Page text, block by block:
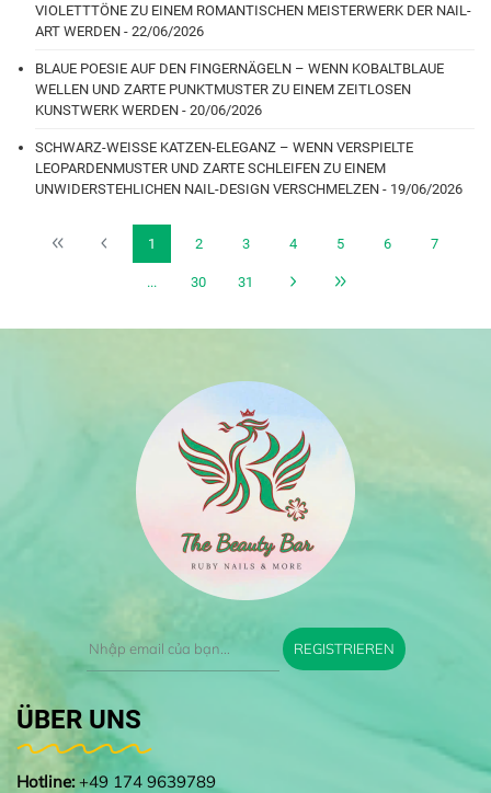
VIOLETTTÖNE ZU EINEM ROMANTISCHEN MEISTERWERK DER NAIL-
ART WERDEN - 22/06/2026
BLAUE POESIE AUF DEN FINGERNÄGELN – WENN KOBALTBLAUE
WELLEN UND ZARTE PUNKTMUSTER ZU EINEM ZEITLOSEN
KUNSTWERK WERDEN - 20/06/2026
SCHWARZ-WEISSE KATZEN-ELEGANZ – WENN VERSPIELTE
LEOPARDENMUSTER UND ZARTE SCHLEIFEN ZU EINEM
UNWIDERSTEHLICHEN NAIL-DESIGN VERSCHMELZEN - 19/06/2026
1 2 3 4 5 6 7
... 30 31
REGISTRIEREN
ÜBER UNS
Hotline: +49 174 9639789